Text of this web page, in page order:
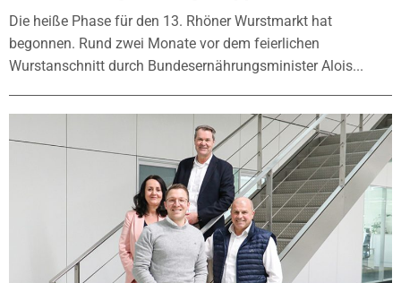
Die heiße Phase für den 13. Rhöner Wurstmarkt hat
begonnen. Rund zwei Monate vor dem feierlichen
Wurstanschnitt durch Bundesernährungsminister Alois...